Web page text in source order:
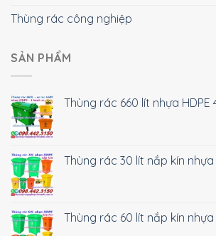
Thùng rác công nghiệp
SẢN PHẨM
Thùng rác 660 lít nhựa HDPE
Thùng rác 30 lít nắp kín nhựa
Thùng rác 60 lít nắp kín nhựa